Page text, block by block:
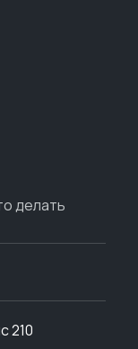
делать
210